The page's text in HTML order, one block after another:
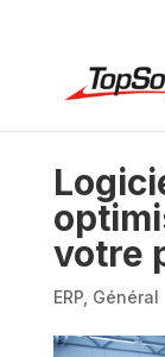
votre
ERP, Général